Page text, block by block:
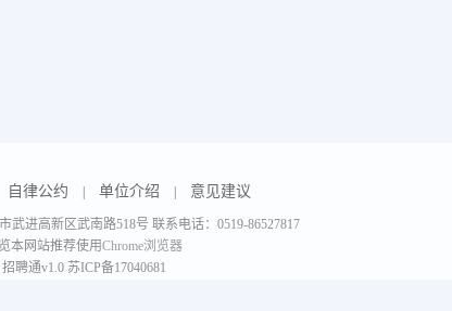
自律公约 单位介绍 意见建议
武进高新区武南路518号 联系电话：0519-86527817
本网站推荐使用Chrome浏览器
招聘通v1.0 苏ICP备17040681